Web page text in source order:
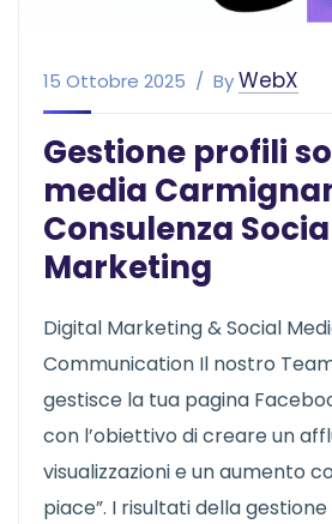
15 Ottobre 2025 ByWebX
Gestione profili
media
Consulenza
Marketing
Digital Marketing & Social
Communication Il nostro
gestisce la tua pagina
con l’obiettivo di creare un
visualizzazioni e un aumento
piace”. I risultati della